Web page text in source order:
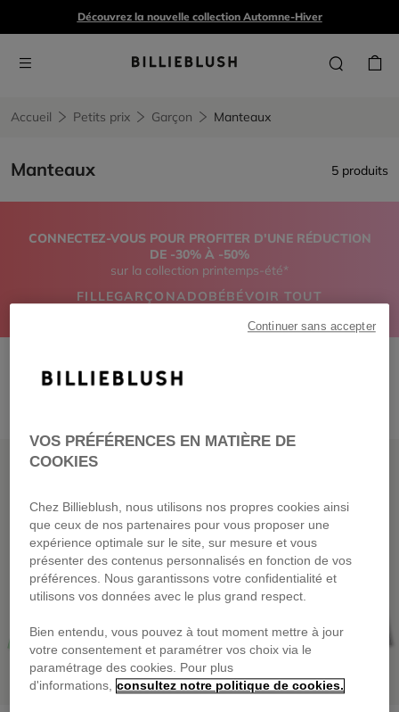
Découvrez la nouvelle collection Automne-Hiver
Accueil Petits prix Garçon Manteaux
Manteaux 5 produits
CONNECTEZ-VOUS POUR PROFITER D'UNE RÉDUCTION
DE -30% À -50%
sur la collection printemps-été*
FILLEGARÇONADOBÉBÉVOIR TOUT
Manteaux
Remove filter Manteaux
VOS PRÉFÉRENCES EN MATIÈRE DE
COOKIES
Chez Billieblush, nous utilisons nos propres cookies ainsi
que ceux de nos partenaires pour vous proposer une
expérience optimale sur le site, sur mesure et vous
présenter des contenus personnalisés en fonction de vos
préférences. Nous garantissons votre confidentialité et
utilisons vos données avec le plus grand respect.
Bien entendu, vous pouvez à tout moment mettre à jour
votre consentement et paramétrer vos choix via le
paramétrage des cookies. Pour plus
d'informations, consultez notre politique de cookies.
Continuer sans accepter